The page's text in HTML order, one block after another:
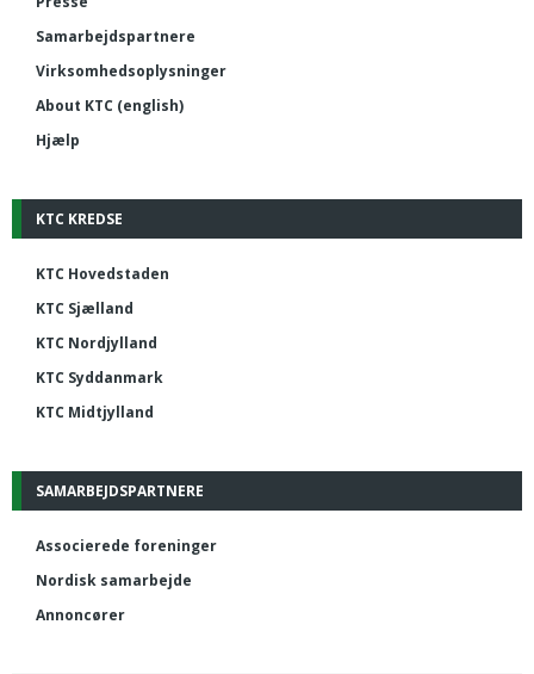
Samarbejdspartnere
Virksomhedsoplysninger
About KTC (english)
Hjælp
KTC KREDSE
KTC Hovedstaden
KTC Sjælland
KTC Nordjylland
KTC Syddanmark
KTC Midtjylland
SAMARBEJDSPARTNERE
Associerede foreninger
Nordisk samarbejde
Annoncører